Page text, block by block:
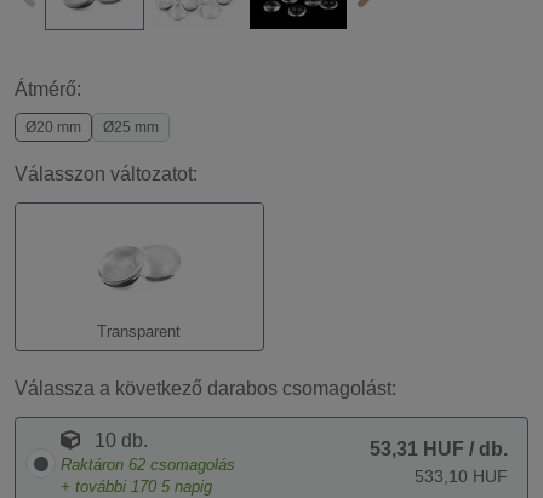
Átmérő:
Ø20 mm Ø25 mm
Válasszon változatot:
Transparent
Válassza a következő darabos csomagolást:
10 db.
Raktáron 62 csomagolás
+ további 170 5 napig
53,31 HUF / db.
533,10 HUF